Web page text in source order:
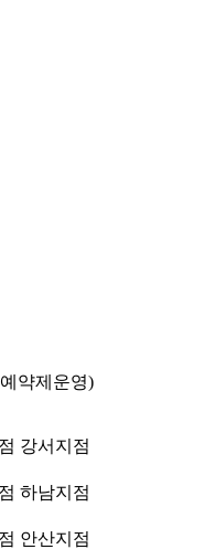
약제운영)
강서지점
하남지점
안산지점